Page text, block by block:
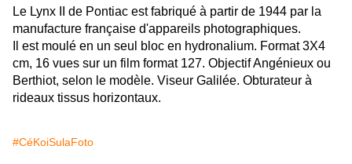
Le Lynx II de Pontiac est fabriqué à partir de 1944 par la
manufacture française d'appareils photographiques.
Il est moulé en un seul bloc en hydronalium. Format 3X4
cm, 16 vues sur un film format 127. Objectif Angénieux ou
Berthiot, selon le modèle. Viseur Galilée. Obturateur à
rideaux tissus horizontaux.
#CéKoiSulaFoto